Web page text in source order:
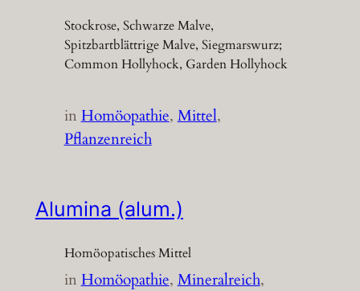
Stockrose, Schwarze Malve,
Spitzbartblättrige Malve, Siegmarswurz;
Common Hollyhock, Garden Hollyhock
inHomöopathie, Mittel
Pflanzenreich
Alumina (alum.)
Homöopatisches Mittel
inHomöopathie, Mineralreich